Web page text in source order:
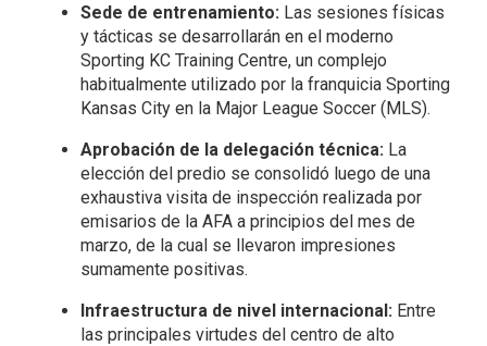
Sede de entrenamiento: Las sesiones físicas
y tácticas se desarrollarán en el moderno
Sporting KC Training Centre, un complejo
habitualmente utilizado por la franquicia Sporting
Kansas City en la Major League Soccer (MLS).
Aprobación de la delegación técnica: La
elección del predio se consolidó luego de una
exhaustiva visita de inspección realizada por
emisarios de la AFA a principios del mes de
marzo, de la cual se llevaron impresiones
sumamente positivas.
Infraestructura de nivel internacional: Entre
las principales virtudes del centro de alto